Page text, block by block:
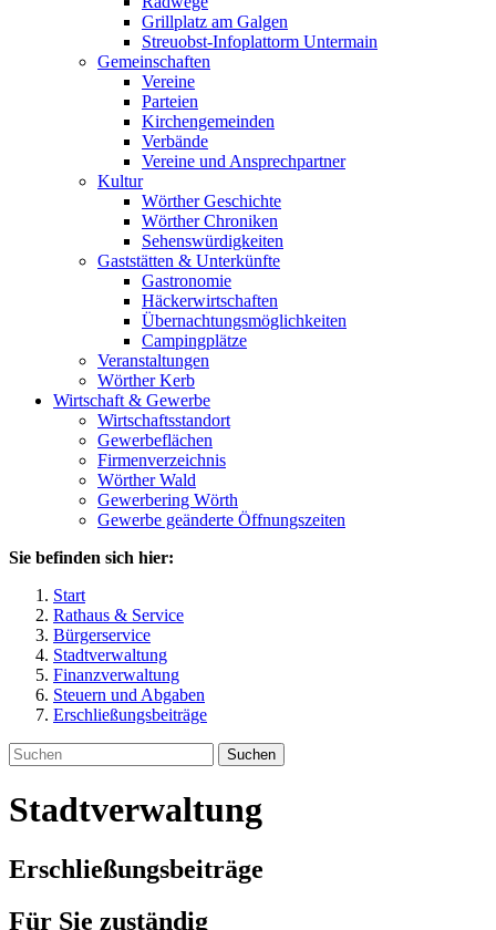
Grillplatz am Galgen
Streuobst-Infoplattorm Untermain
Gemeinschaften
Vereine
Parteien
Kirchengemeinden
Verbände
Vereine und Ansprechpartner
Kultur
Wörther Geschichte
Wörther Chroniken
Sehenswürdigkeiten
Gaststätten & Unterkünfte
Gastronomie
Häckerwirtschaften
Übernachtungsmöglichkeiten
Campingplätze
Veranstaltungen
Wörther Kerb
Wirtschaft & Gewerbe
Wirtschaftsstandort
Gewerbeflächen
Firmenverzeichnis
Wörther Wald
Gewerbering Wörth
Gewerbe geänderte Öffnungszeiten
Sie befinden sich hier:
Start
Rathaus & Service
Bürgerservice
Stadtverwaltung
Finanzverwaltung
Steuern und Abgaben
Erschließungsbeiträge
Suchen
Stadtverwaltung
Erschließungsbeiträge
Für Sie zuständig